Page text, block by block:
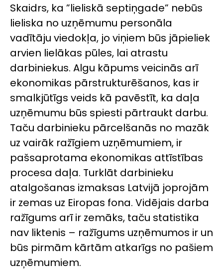
Skaidrs, ka ”lieliskā septiņgade” nebūs
lieliska no uzņēmumu personāla
vadītāju viedokļa, jo viņiem būs jāpieliek
arvien lielākas pūles, lai atrastu
darbiniekus. Algu kāpums veicinās arī
ekonomikas pārstrukturēšanos, kas ir
smalkjūtīgs veids kā pavēstīt, ka daļa
uzņēmumu būs spiesti pārtraukt darbu.
Taču darbinieku pārcelšanās no mazāk
uz vairāk ražīgiem uzņēmumiem, ir
pašsaprotama ekonomikas attīstības
procesa daļa. Turklāt darbinieku
atalgošanas izmaksas Latvijā joprojām
ir zemas uz Eiropas fona. Vidējais darba
ražīgums arī ir zemāks, taču statistika
nav liktenis – ražīgums uzņēmumos ir un
būs pirmām kārtām atkarīgs no pašiem
uzņēmumiem.